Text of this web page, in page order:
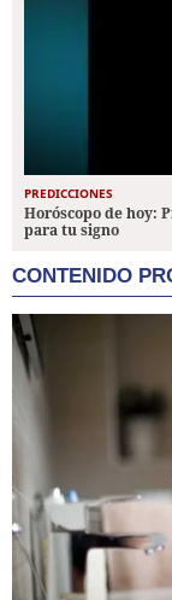
PREDICCIONES
Horóscopo de hoy:
para tu signo
CONTENIDO